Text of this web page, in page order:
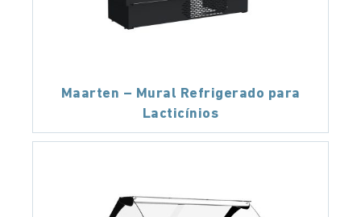
Maarten – Mural Refrigerado para
Lacticínios